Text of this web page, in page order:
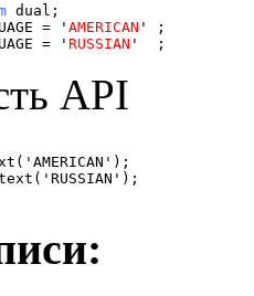
= 'AMERICAN
= ' RUSSIAN '  ;
API